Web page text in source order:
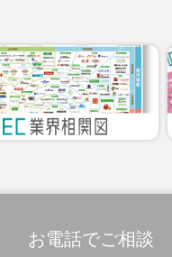
お電話でご相談